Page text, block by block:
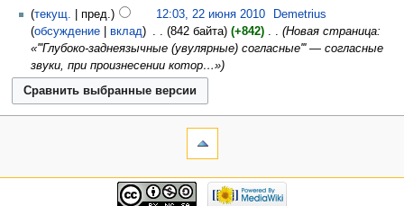
текущ.
пред. 12:03, 22 июня 2010
Demetrius
обсуждение
вклад 842 байта +842 ‎
Новая страница:
«'''Глубоко-заднеязычные (увулярные) согласные''' — согласные
звуки, при произнесении котор…»